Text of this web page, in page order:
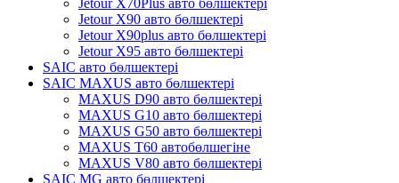
Jetour X90 авто бөлшектері
Jetour X90plus авто бөлшектері
Jetour X95 авто бөлшектері
SAIC авто бөлшектері
SAIC MAXUS авто бөлшектері
MAXUS D90 авто бөлшектері
MAXUS G10 авто бөлшектері
MAXUS G50 авто бөлшектері
MAXUS T60 автобөлшегіне
MAXUS V80 авто бөлшектері
SAIC MG авто бөлшектері